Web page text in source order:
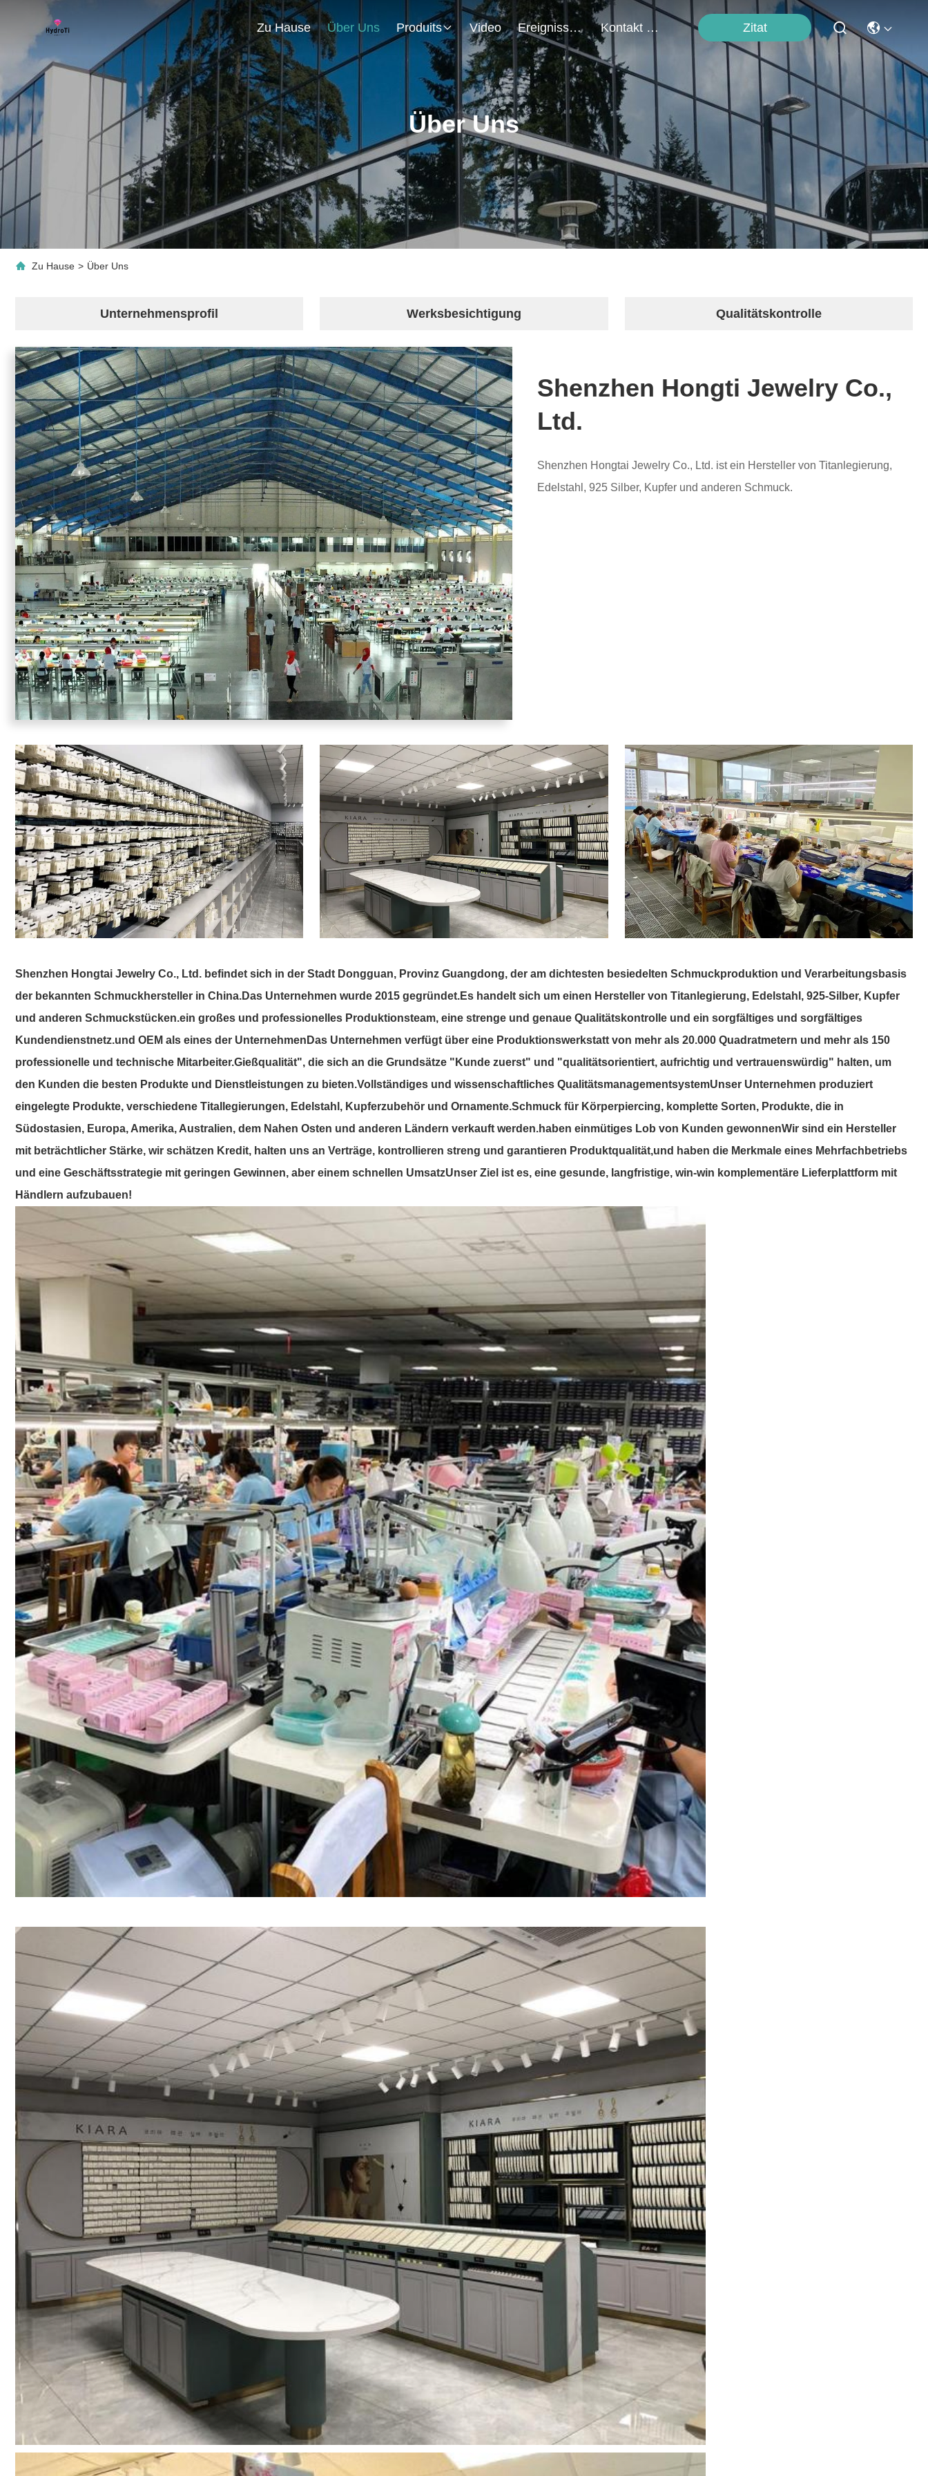
Zu Hause Über Uns Produits Video Ereignisse Kontakt Mit Uns Zitat
Über Uns
Zu Hause > Über Uns
Unternehmensprofil Werksbesichtigung Qualitätskontrolle
Shenzhen Hongti Jewelry Co.,
Ltd.
Shenzhen Hongtai Jewelry Co., Ltd. ist ein Hersteller von Titanlegierung,
Edelstahl, 925 Silber, Kupfer und anderen Schmuck.
Shenzhen Hongtai Jewelry Co., Ltd. befindet sich in der Stadt Dongguan, Provinz Guangdong, der am dichtesten besiedelten Schmuckproduktion und Verarbeitungsbasis
der bekannten Schmuckhersteller in China.Das Unternehmen wurde 2015 gegründet.Es handelt sich um einen Hersteller von Titanlegierung, Edelstahl, 925-Silber, Kupfer
und anderen Schmuckstücken.ein großes und professionelles Produktionsteam, eine strenge und genaue Qualitätskontrolle und ein sorgfältiges und sorgfältiges
Kundendienstnetz.und OEM als eines der UnternehmenDas Unternehmen verfügt über eine Produktionswerkstatt von mehr als 20.000 Quadratmetern und mehr als 150
professionelle und technische Mitarbeiter.Gießqualität", die sich an die Grundsätze "Kunde zuerst" und "qualitätsorientiert, aufrichtig und vertrauenswürdig" halten, um
den Kunden die besten Produkte und Dienstleistungen zu bieten.Vollständiges und wissenschaftliches QualitätsmanagementsystemUnser Unternehmen produziert
eingelegte Produkte, verschiedene Titallegierungen, Edelstahl, Kupferzubehör und Ornamente.Schmuck für Körperpiercing, komplette Sorten, Produkte, die in
Südostasien, Europa, Amerika, Australien, dem Nahen Osten und anderen Ländern verkauft werden.haben einmütiges Lob von Kunden gewonnenWir sind ein Hersteller
mit beträchtlicher Stärke, wir schätzen Kredit, halten uns an Verträge, kontrollieren streng und garantieren Produktqualität,und haben die Merkmale eines Mehrfachbetriebs
und eine Geschäftsstrategie mit geringen Gewinnen, aber einem schnellen UmsatzUnser Ziel ist es, eine gesunde, langfristige, win-win komplementäre Lieferplattform mit
Händlern aufzubauen!